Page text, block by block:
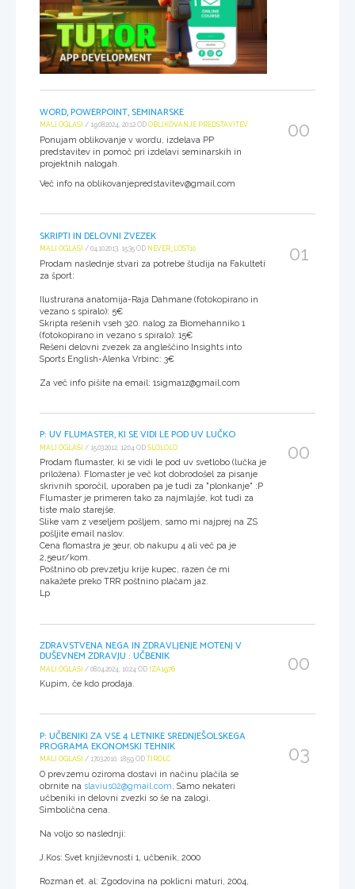
WORD, POWERPOINT, SEMINARSKE
MALI OGLASI / 19.08.2024, 20:12 OD OBLIKOVANJE PREDSTAVITEV
Ponujam oblikovanje v wordu, izdelava PP
predstavitev in pomoč pri izdelavi seminarskih in
projektnih nalogah.
Več info na oblikovanjepredstavitev@gmail.com
00
SKRIPTI IN DELOVNI ZVEZEK
MALI OGLASI / 04.10.2013, 15:35 OD NEVER_LOST10
Prodam naslednje stvari za potrebe študija na Fakulteti
za šport:
Ilustrurana anatomija-Raja Dahmane (fotokopirano in
vezano s spiralo): 5€
Skripta rešenih vseh 320. nalog za Biomehanniko 1
(fotokopirano in vezano s spiralo): 15€
Rešeni delovni zvezek za angleščino Insights into
Sports English-Alenka Vrbinc: 3€
Za več info pišite na email: 1sigma1z@gmail.com
01
P: UV FLUMASTER, KI SE VIDI LE POD UV LUČKO
MALI OGLASI / 15.03.2012, 12:04 OD SLOLOLO
Prodam flumaster, ki se vidi le pod uv svetlobo (lučka je
priložena). Flomaster je več kot dobrodošel za pisanje
skrivnih sporočil, uporaben pa je tudi za "plonkanje" :P
Flumaster je primeren tako za najmlajše, kot tudi za
tiste malo starejše.
Slike vam z veseljem pošljem, samo mi najprej na ZS
pošljite email naslov.
Cena flomastra je 3eur, ob nakupu 4 ali več pa je
2,5eur/kom.
Poštnino ob prevzetju krije kupec, razen če mi
nakažete preko TRR poštnino plačam jaz.
Lp
00
ZDRAVSTVENA NEGA IN ZDRAVLJENJE MOTENJ V
DUŠEVNEM ZDRAVJU : UČBENIK
MALI OGLASI / 08.04.2024, 10:24 OD IZA1976
Kupim, če kdo prodaja.
00
P: UČBENIKI ZA VSE 4 LETNIKE SREDNJEŠOLSKEGA
PROGRAMA EKONOMSKI TEHNIK
MALI OGLASI / 17.03.2010, 18:59 OD TIROLC
O prevzemu oziroma dostavi in načinu plačila se
obrnite na slavius02@gmail.com. Samo nekateri
učbeniki in delovni zvezki so še na zalogi.
Simbolična cena.
Na voljo so naslednji:
J.Kos: Svet književnosti 1, učbenik, 2000
Rozman et. al: Zgodovina na poklicni maturi, 2004,
03